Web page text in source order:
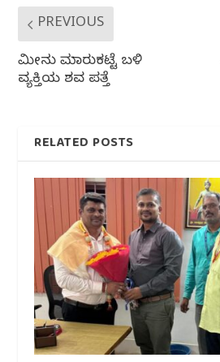
PREVIOUS
ಮೀನು ಮಾರುಕಟ್ಟೆ ಬಳಿ
ವ್ಯಕ್ತಿಯ ಶವ ಪತ್ತೆ
RELATED POSTS